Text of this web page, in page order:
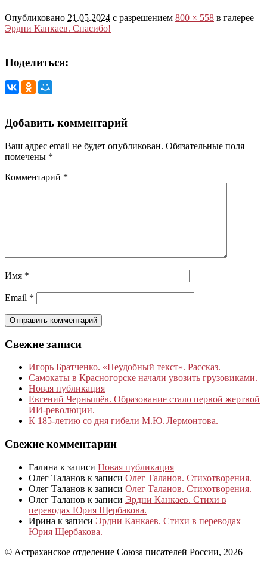
Опубликовано 21.05.2024 с разрешением 800 × 558 в галерее
Эрдни Канкаев. Спасибо!
Поделиться:
Добавить комментарий
Ваш адрес email не будет опубликован. Обязательные поля
помечены *
Комментарий *
Имя *
Email *
Свежие записи
Игорь Братченко. «Неудобный текст». Рассказ.
Самокаты в Красногорске начали увозить грузовиками.
Новая публикация
Евгений Чернышёв. Образование стало первой жертвой
ИИ-революции.
К 185‑летию со дня гибели М.Ю. Лермонтова.
Свежие комментарии
Галина к записи Новая публикация
Олег Таланов к записи Олег Таланов. Стихотворения.
Олег Таланов к записи Олег Таланов. Стихотворения.
Олег Таланов к записи Эрдни Канкаев. Стихи в
переводах Юрия Щербакова.
Ирина к записи Эрдни Канкаев. Стихи в переводах
Юрия Щербакова.
© Астраханское отделение Союза писателей России, 2026